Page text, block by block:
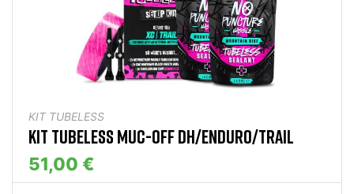
KIT TUBELESS
KIT TUBELESS MUC-OFF DH/ENDURO/TRAIL
51,00 €